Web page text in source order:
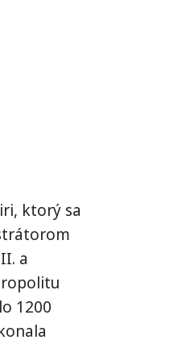
ktorý sa
a
1200